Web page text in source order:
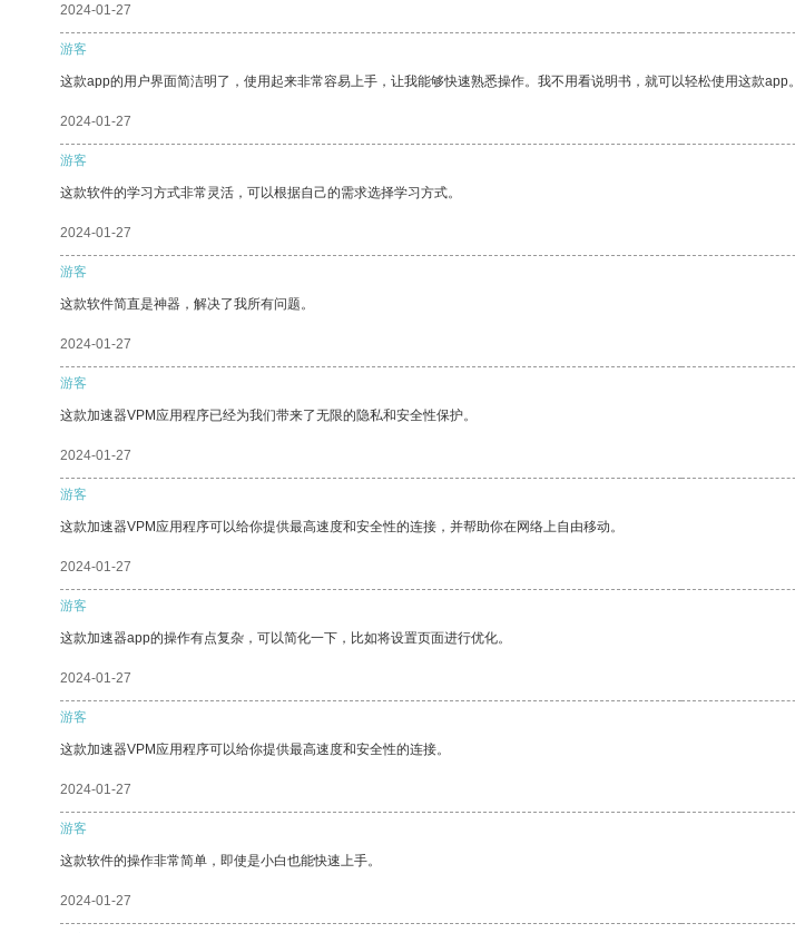
2024-01-27
游客
这款app的用户界面简洁明了，使用起来非常容易上手，让我能够快速熟悉操作。我不用看说明书，就可以轻松使用这款app。
2024-01-27
游客
这款软件的学习方式非常灵活，可以根据自己的需求选择学习方式。
2024-01-27
游客
这款软件简直是神器，解决了我所有问题。
2024-01-27
游客
这款加速器VPM应用程序已经为我们带来了无限的隐私和安全性保护。
2024-01-27
游客
这款加速器VPM应用程序可以给你提供最高速度和安全性的连接，并帮助你在网络上自由移动。
2024-01-27
游客
这款加速器app的操作有点复杂，可以简化一下，比如将设置页面进行优化。
2024-01-27
游客
这款加速器VPM应用程序可以给你提供最高速度和安全性的连接。
2024-01-27
游客
这款软件的操作非常简单，即使是小白也能快速上手。
2024-01-27